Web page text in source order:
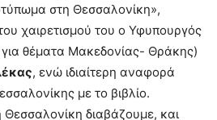
στη Θεσσαλονίκη»,
χαιρετισμού του ο Υφυπουργός
θέματα Μακεδονίας- Θράκης)
, ενώ ιδιαίτερη αναφορά
με το βιβλίο.
Θεσσαλονίκη διαβάζουμε, και